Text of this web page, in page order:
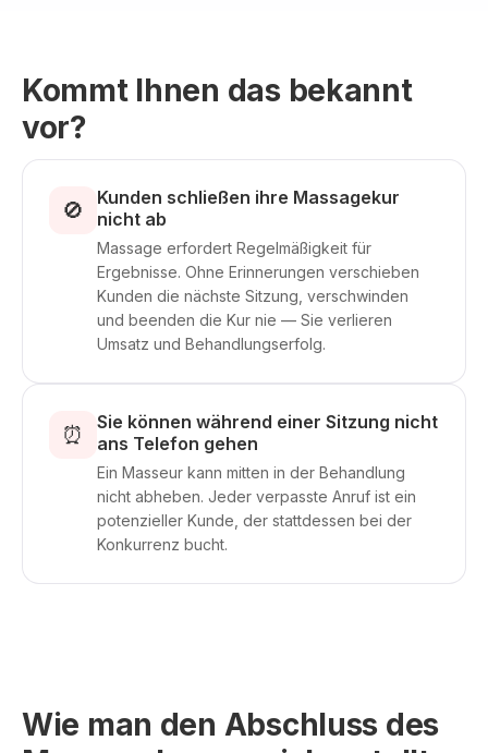
Kommt Ihnen das bekannt
vor?
🚫
Kunden schließen ihre Massagekur
nicht ab
Massage erfordert Regelmäßigkeit für
Ergebnisse. Ohne Erinnerungen verschieben
Kunden die nächste Sitzung, verschwinden
und beenden die Kur nie — Sie verlieren
Umsatz und Behandlungserfolg.
⏰
Sie können während einer Sitzung nicht
ans Telefon gehen
Ein Masseur kann mitten in der Behandlung
nicht abheben. Jeder verpasste Anruf ist ein
potenzieller Kunde, der stattdessen bei der
Konkurrenz bucht.
Wie man den Abschluss des